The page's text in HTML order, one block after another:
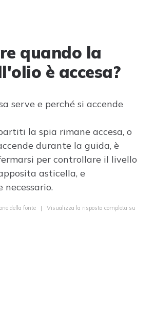
quando la
è accesa?
serve e perché si accende
la spia rimane accesa, o
durante la guida, è
per controllare il livello
asticella, e
necessario.
della fonte | Visualizza la risposta completa su